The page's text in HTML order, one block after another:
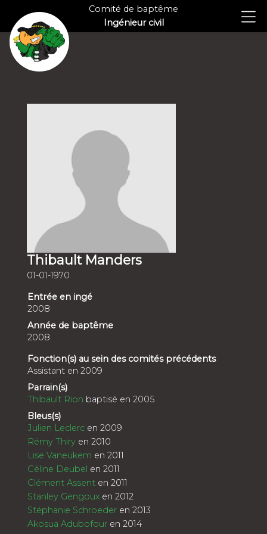
Comité de baptême
Ingénieur civil
Thibault Manders
01-01-1970
Entrée en ingé
2008
Année de baptême
2008
Fonction(s) au sein des comités précédents
Assistant en 2009
Parrain(s)
Thibault Rion baptisé en 2005
Bleus(s)
Julien Leclerc en 2009
Rémy Thiry en 2010
Lise Vaneukem en 2011
Céline Deubel en 2011
Clément Assent en 2011
Stanley Gengoux en 2012
Stéphanie Schroeder en 2013
Akosua Adubofour en 2014